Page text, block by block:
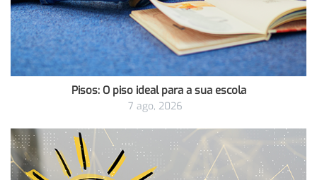
Pisos: O piso ideal para a sua escola
7 ago, 2026